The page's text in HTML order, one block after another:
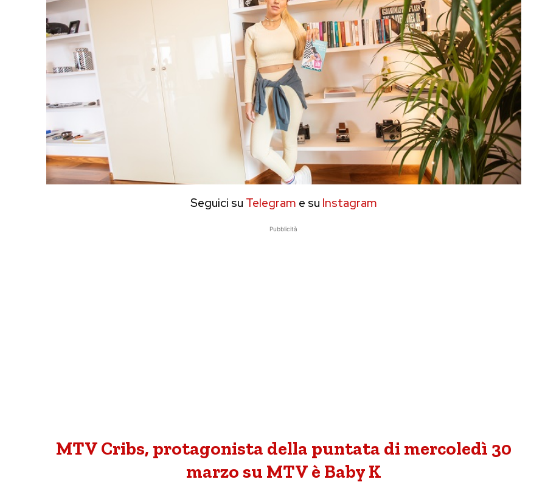
Seguici su Telegram e su Instagram
Pubblicità
MTV Cribs, protagonista della puntata di mercoledì 30
marzo su MTV è Baby K